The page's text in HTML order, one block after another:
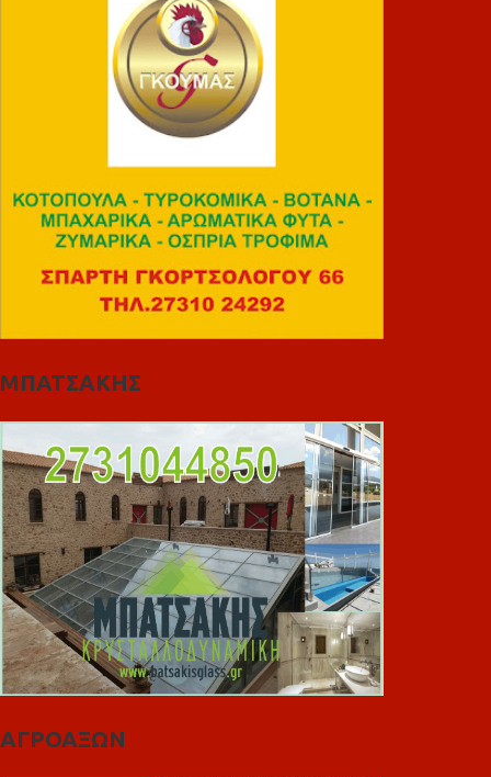
ΜΠΑΤΣΑΚΗΣ
ΑΓΡΟΑΞΩΝ